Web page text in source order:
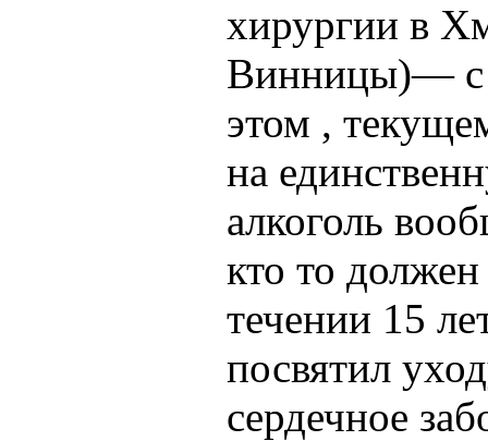
хирургии в
Винницы)— с
этом ,
на
алкоголь
кто то
течении 15
посвятил
сердечное